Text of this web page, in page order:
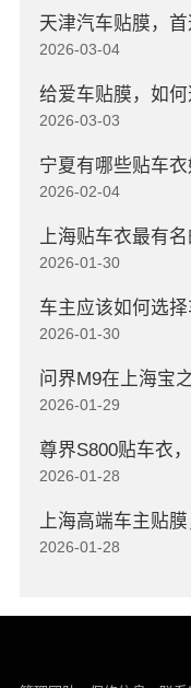
2026-03-04
给爱车贴膜，如何
2026-03-03
宁夏有哪些贴车衣
2026-02-04
上海贴车衣最有
2026-01-30
车主应该如何选择
2026-01-30
2026-01-29
尊界S800贴车衣
2026-01-28
上海高端车主贴
2026-01-28